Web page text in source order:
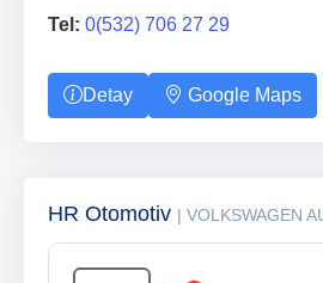
Tel: 0(532) 706 27 29
Detay Google Maps
HR Otomotiv | VOLKSWAGEN